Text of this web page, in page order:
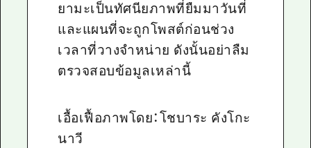
ยามะเป็นทัศนียภาพที่ยืมมาวันที่
และแผนที่จะถูกโพสต์ก่อนช่วง
เวลาที่วางจำหน่าย ดังนั้นอย่าลืม
ตรวจสอบข้อมูลเหล่านี้
เอื้อเฟื้อภาพโดย：โชบาระ คังโกะ
นาวี